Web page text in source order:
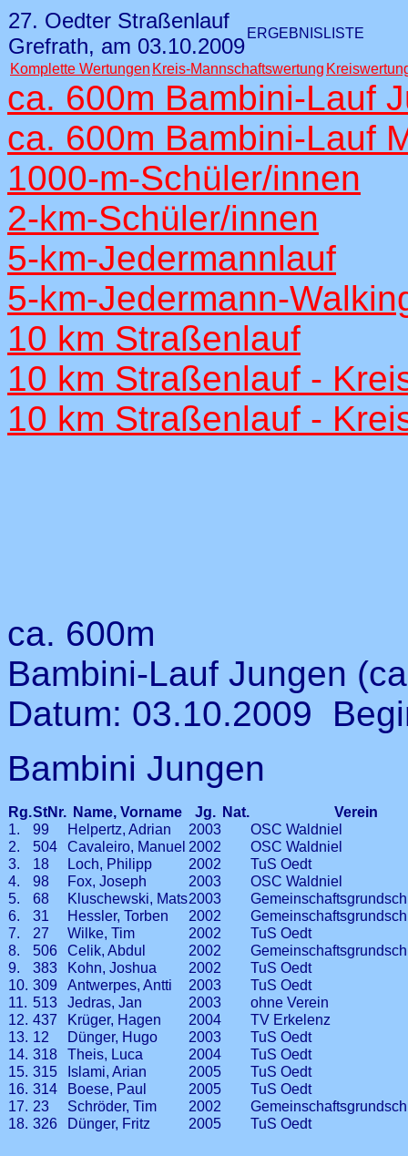
27. Oedter Straßenlauf
Grefrath, am 03.10.2009
ERGEBNISLISTE
Komplette Wertungen Kreis-Mannschaftswertung
ca. 600m Bambini-Lauf
ca. 600m Bambini-Lauf
1000-m-Schüler/innen
2-km-Schüler/innen
5-km-Jedermannlauf
5-km-Jedermann-
10 km Straßenlauf
10 km Straßenlauf -
10 km Straßenlauf -
ca. 600m
Bambini-Lauf Jungen
Datum: 03.10.2009
Bambini Jungen
Rg.StNr. Name, Vorname Jg. Nat.
Verein
1.
99 Helpertz, Adrian 2003
OSC Waldniel
2.
504 Cavaleiro, Manuel 2002
OSC Waldniel
3.
18 Loch, Philipp 2002
TuS Oedt
4.
98 Fox, Joseph 2003
OSC Waldniel
5.
68 Kluschewski, Mats2003
6.
31 Hessler, Torben 2002
7.
27 Wilke, Tim 2002
TuS Oedt
8.
506 Celik, Abdul 2002
9.
383 Kohn, Joshua 2002
TuS Oedt
10. 309 Antwerpes, Antti 2003
TuS Oedt
11. 513 Jedras, Jan 2003
ohne Verein
12. 437 Krüger, Hagen 2004
TV Erkelenz
13. 12 Dünger, Hugo 2003
TuS Oedt
14. 318 Theis, Luca 2004
TuS Oedt
15. 315 Islami, Arian 2005
TuS Oedt
16. 314 Boese, Paul 2005
TuS Oedt
17. 23 Schröder, Tim 2002
18. 326 Dünger, Fritz 2005 TuS Oedt